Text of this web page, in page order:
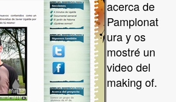
acerca de
Pamplonat
ura y os
mostré un
video del
making of.